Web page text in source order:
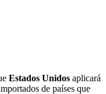
Estados Unidos aplicará
de países que